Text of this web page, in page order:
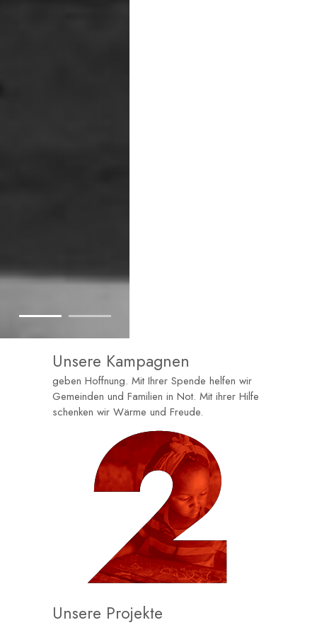
Unsere Kampagnen
geben Hoffnung. Mit Ihrer Spende helfen wir
Gemeinden und Familien in Not. Mit ihrer Hilfe
schenken wir Wärme und Freude.
Unsere Projekte